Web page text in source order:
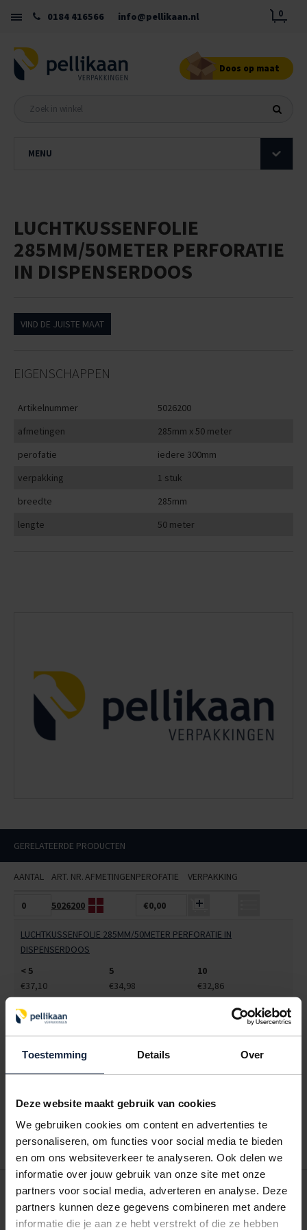
Toestemming Details Over
Deze website maakt gebruik van cookies
We gebruiken cookies om content en advertenties te
personaliseren, om functies voor social media te bieden
en om ons websiteverkeer te analyseren. Ook delen we
informatie over jouw gebruik van onze site met onze
partners voor social media, adverteren en analyse. Deze
partners kunnen deze gegevens combineren met andere
informatie die je aan ze hebt verstrekt of die ze hebben
0184 416566 info@pellikaan.nl 0
Doos op maat
MENU
LUCHTKUSSENFOLIE
285MM/50METER PERFORATIE
IN DISPENSERDOOS
VIND DE JUISTE MAAT
EIGENSCHAPPEN
Artikelnummer
5026200
afmetingen
285mm x 50 meter
perofatie
iedere 300mm
verpakking
1 stuk
breedte
285mm
lengte
50 meter
GERELATEERDE PRODUCTEN
AANTAL ART. NR.AFMETINGENPEROFATIE VERPAKKING
5026200 €0,00
LUCHTKUSSENFOLIE 285MM/50METER PERFORATIE IN
DISPENSERDOOS
< 5
5
10
€37,10
€34,98 €32,86
ALLES BESTELLEN
Gebruik bestel- en offertelijsten om eenvoudig en snel producten
te bestellen. Uw bestel- en offertelijsten kunt u terugvinden in uw
account. Dat pakt altijd goed uit voor uw administratie!
POSTDOOS BEDRUKKEN
Voor een veilige verzending